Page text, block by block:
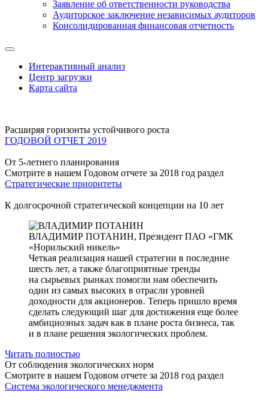
Заявление об ответственности руководства
Аудиторское заключение независимых аудиторов
Консолидированная финансовая отчетность
Интерактивный анализ
Центр загрузки
Карта сайта
Расширяя горизонты устойчивого роста
ГОДОВОЙ ОТЧЕТ 2019
От 5-летнего планирования
Смотрите в нашем Годовом отчете за 2018 год раздел
Стратегические приоритеты
К долгосрочной стратегической концепции на 10 лет
ВЛАДИМИР ПОТАНИН, Президент ПАО «ГМК
«Норильский никель»
Четкая реализация нашей стратегии в последние
шесть лет, а также благоприятные тренды
на сырьевых рынках помогли нам обеспечить
один из самых высоких в отрасли уровней
доходности для акционеров. Теперь пришло время
сделать следующий шаг для достижения еще более
амбициозных задач как в плане роста бизнеса, так
и в плане решения экологических проблем.
Читать полностью
От соблюдения экологических норм
Смотрите в нашем Годовом отчете за 2018 год раздел
Система экологического менеджмента